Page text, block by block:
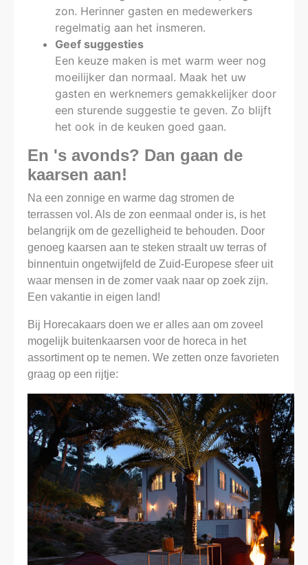
zon. Herinner gasten en medewerkers
regelmatig aan het insmeren.
Geef suggesties
Een keuze maken is met warm weer nog
moeilijker dan normaal. Maak het uw
gasten en werknemers gemakkelijker door
een sturende suggestie te geven. Zo blijft
het ook in de keuken goed gaan.
En 's avonds? Dan gaan de
kaarsen aan!
Na een zonnige en warme dag stromen de
terrassen vol. Als de zon eenmaal onder is, is het
belangrijk om de gezelligheid te behouden. Door
genoeg kaarsen aan te steken straalt uw terras of
binnentuin ongetwijfeld de Zuid-Europese sfeer uit
waar mensen in de zomer vaak naar op zoek zijn.
Een vakantie in eigen land!
Bij Horecakaars doen we er alles aan om zoveel
mogelijk buitenkaarsen voor de horeca in het
assortiment op te nemen. We zetten onze favorieten
graag op een rijtje: